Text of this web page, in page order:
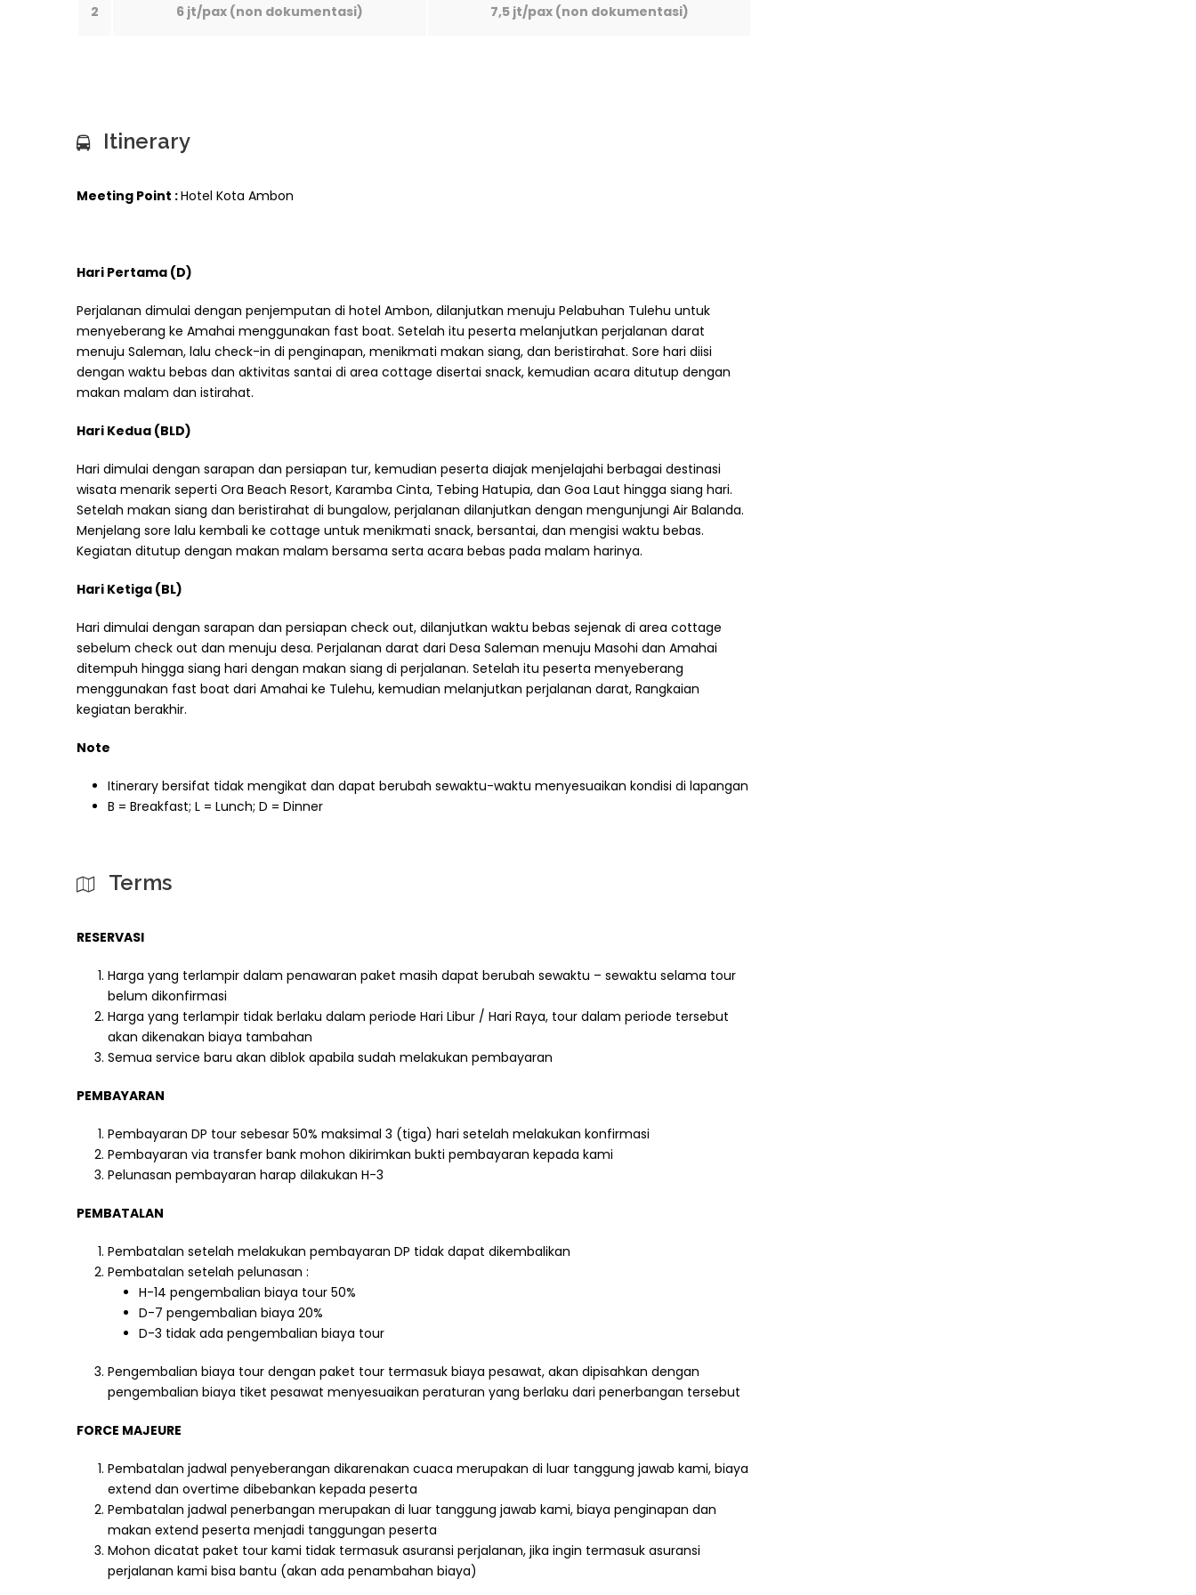
2 6 jt/pax (non dokumentasi) 7,5 jt/pax (non dokumentasi)
Itinerary
Meeting Point :Hotel Kota Ambon
Hari Pertama (D)
Perjalanan dimulai dengan penjemputan di hotel Ambon, dilanjutkan menuju Pelabuhan Tulehu untuk
menyeberang ke Amahai menggunakan fast boat. Setelah itu peserta melanjutkan perjalanan darat
menuju Saleman, lalu check-in di penginapan, menikmati makan siang, dan beristirahat. Sore hari diisi
dengan waktu bebas dan aktivitas santai di area cottage disertai snack, kemudian acara ditutup dengan
makan malam dan istirahat.
Hari Kedua (BLD)
Hari dimulai dengan sarapan dan persiapan tur, kemudian peserta diajak menjelajahi berbagai destinasi
wisata menarik seperti Ora Beach Resort, Karamba Cinta, Tebing Hatupia, dan Goa Laut hingga siang hari.
Setelah makan siang dan beristirahat di bungalow, perjalanan dilanjutkan dengan mengunjungi Air Balanda.
Menjelang sore lalu kembali ke cottage untuk menikmati snack, bersantai, dan mengisi waktu bebas.
Kegiatan ditutup dengan makan malam bersama serta acara bebas pada malam harinya.
Hari Ketiga (BL)
Hari dimulai dengan sarapan dan persiapan check out, dilanjutkan waktu bebas sejenak di area cottage
sebelum check out dan menuju desa. Perjalanan darat dari Desa Saleman menuju Masohi dan Amahai
ditempuh hingga siang hari dengan makan siang di perjalanan. Setelah itu peserta menyeberang
menggunakan fast boat dari Amahai ke Tulehu, kemudian melanjutkan perjalanan darat, Rangkaian
kegiatan berakhir.
Note
Itinerary bersifat tidak mengikat dan dapat berubah sewaktu-waktu menyesuaikan kondisi di lapangan
B = Breakfast; L = Lunch; D = Dinner
Terms
RESERVASI
Harga yang terlampir dalam penawaran paket masih dapat berubah sewaktu – sewaktu selama tour
belum dikonfirmasi
Harga yang terlampir tidak berlaku dalam periode Hari Libur / Hari Raya, tour dalam periode tersebut
akan dikenakan biaya tambahan
Semua service baru akan diblok apabila sudah melakukan pembayaran
PEMBAYARAN
Pembayaran DP tour sebesar 50% maksimal 3 (tiga) hari setelah melakukan konfirmasi
Pembayaran via transfer bank mohon dikirimkan bukti pembayaran kepada kami
Pelunasan pembayaran harap dilakukan H-3
PEMBATALAN
Pembatalan setelah melakukan pembayaran DP tidak dapat dikembalikan
Pembatalan setelah pelunasan :
H-14 pengembalian biaya tour 50%
D-7 pengembalian biaya 20%
D-3 tidak ada pengembalian biaya tour
Pengembalian biaya tour dengan paket tour termasuk biaya pesawat, akan dipisahkan dengan
pengembalian biaya tiket pesawat menyesuaikan peraturan yang berlaku dari penerbangan tersebut
FORCE MAJEURE
Pembatalan jadwal penyeberangan dikarenakan cuaca merupakan di luar tanggung jawab kami, biaya
extend dan overtime dibebankan kepada peserta
Pembatalan jadwal penerbangan merupakan di luar tanggung jawab kami, biaya penginapan dan
makan extend peserta menjadi tanggungan peserta
Mohon dicatat paket tour kami tidak termasuk asuransi perjalanan, jika ingin termasuk asuransi
perjalanan kami bisa bantu (akan ada penambahan biaya)